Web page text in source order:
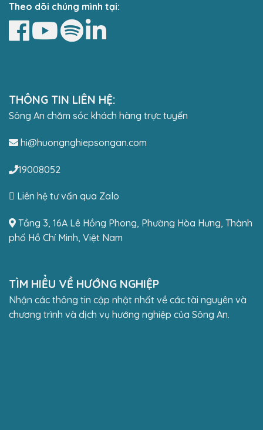
Theo dõi chúng mình tại:
THÔNG TIN LIÊN HỆ:
Sông An chăm sóc khách hàng trực tuyến
hi@huongnghiepsongan.com
19008052
Liên hệ tư vấn qua Zalo
Tầng 3, 16A Lê Hồng Phong, Phường Hòa Hưng, Thành
phố Hồ Chí Minh, Việt Nam
TÌM HIỂU VỀ HƯỚNG NGHIỆP
Nhận các thông tin cập nhật nhất về các tài nguyên và
chương trình và dịch vụ hướng nghiệp của Sông An.